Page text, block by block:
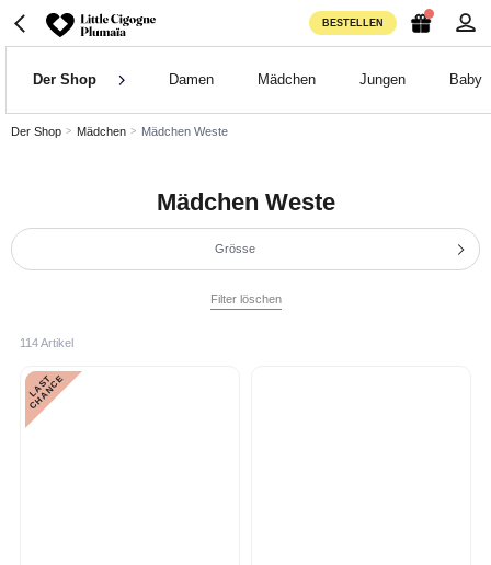
BESTELLEN
Der Shop Damen Mädchen Jungen Baby
Der Shop Mädchen Mädchen Weste
Mädchen Weste
Grösse
Filter löschen
114 Artikel
L
A
S
T
C
H
A
N
C
E